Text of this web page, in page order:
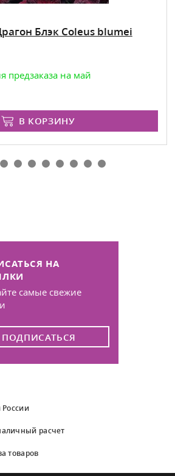
Блэк Coleus blumei
предзаказа на май
В КОРЗИНУ
НА
самые свежие
ПОДПИСАТЬСЯ
России
расчет
товаров